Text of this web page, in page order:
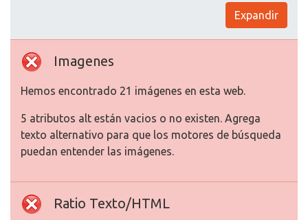
Expandir
Imagenes
Hemos encontrado 21 imágenes en esta web.
5 atributos alt están vacios o no existen. Agrega
texto alternativo para que los motores de búsqueda
puedan entender las imágenes.
Ratio Texto/HTML